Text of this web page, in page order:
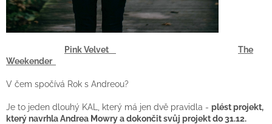
Pink Velvet
The
Weekender
V čem spočívá Rok s Andreou?
Je to jeden dlouhý KAL, který má jen dvě pravidla - plést projekt,
který navrhla Andrea Mowry a dokončit svůj projekt do 31.12.